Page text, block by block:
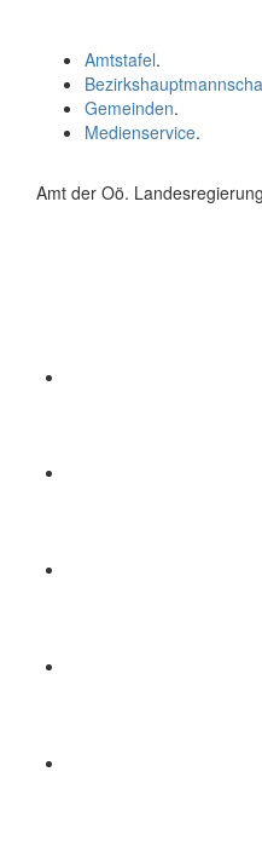
Amtstafel.
Gemeinden.
Medienservice.
Amt der Oö.